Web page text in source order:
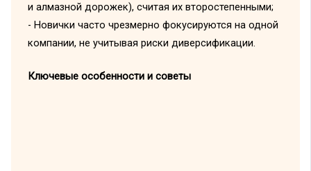
и алмазной дорожек), считая их второстепенными;
- Новички часто чрезмерно фокусируются на одной
компании, не учитывая риски диверсификации.
Ключевые особенности и советы